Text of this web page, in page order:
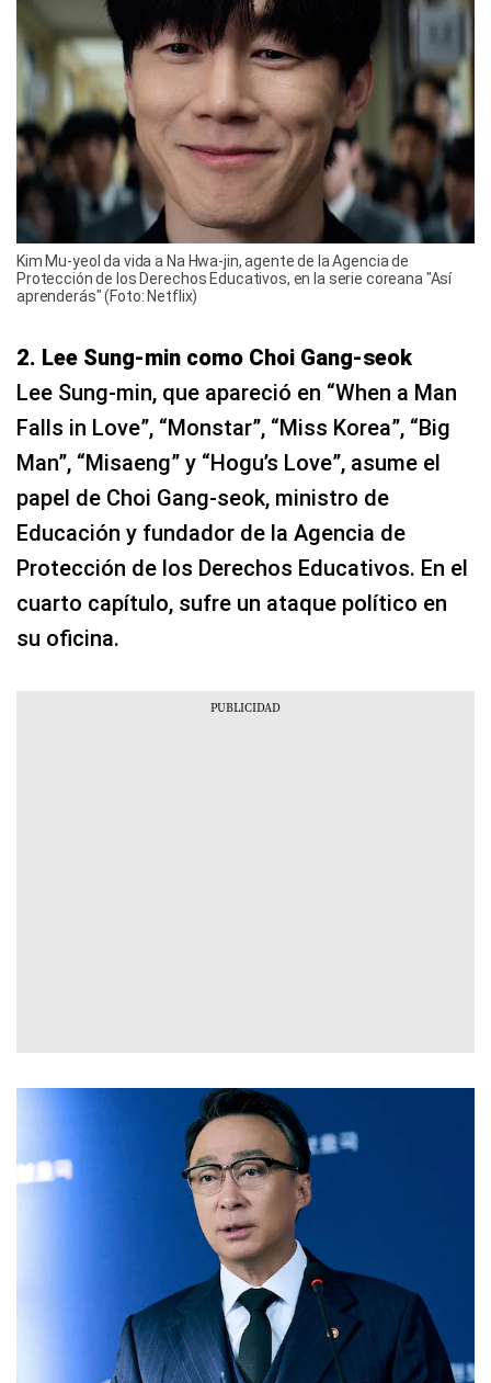
Kim Mu-yeol da vida a Na Hwa-jin, agente de la Agencia de
Protección de los Derechos Educativos, en la serie coreana "Así
aprenderás" (Foto: Netflix)
2. Lee Sung-min como Choi Gang-seok
Lee Sung-min, que apareció en “When a Man
Falls in Love”, “Monstar”, “Miss Korea”, “Big
Man”, “Misaeng” y “Hogu’s Love”, asume el
papel de Choi Gang-seok, ministro de
Educación y fundador de la Agencia de
Protección de los Derechos Educativos. En el
cuarto capítulo, sufre un ataque político en
su oficina.